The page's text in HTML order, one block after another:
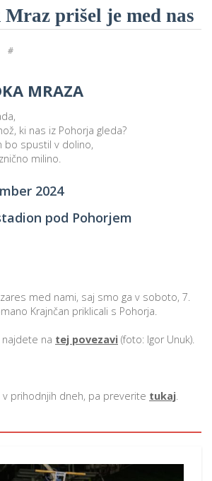
Mraz prišel je med nas
#
MRAZA
ki nas iz Pohorja gleda?
bo spustil v dolino,
milino.
2024
pod Pohorjem
med nami, saj smo ga v soboto, 7.
Krajnčan priklicali s Pohorja.
na tej povezavi (foto: Igor Unuk).
v prihodnjih dneh, pa preverite tukaj.